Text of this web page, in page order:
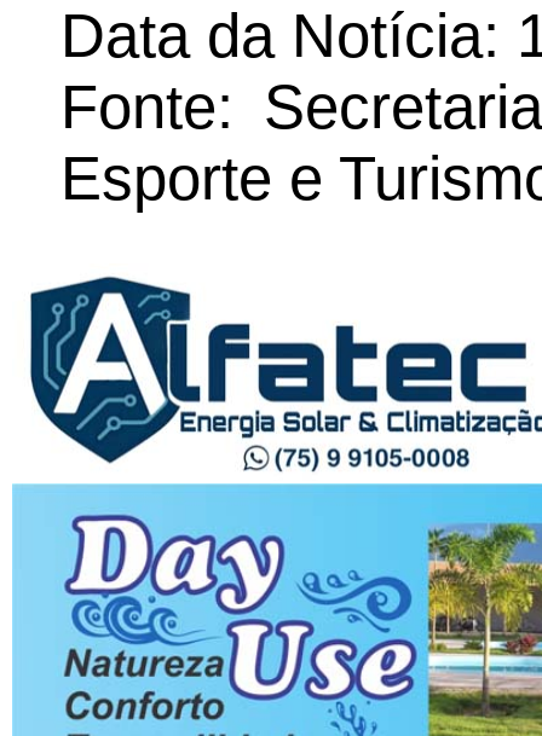
Data da Notícia:
Fonte:
Esporte e